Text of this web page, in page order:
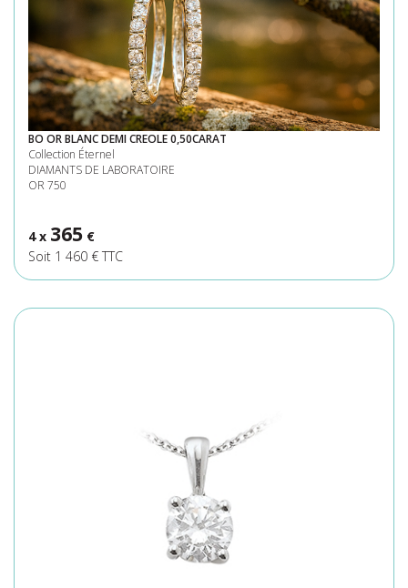
BO OR BLANC DEMI CREOLE 0,50CARAT
Collection Éternel
DIAMANTS DE LABORATOIRE
OR 750
4 x 365 €
Soit 1 460 € TTC